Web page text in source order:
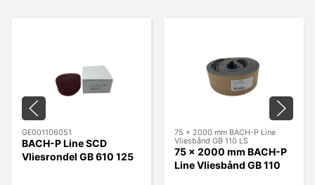
GE001106051
BACH-P Line SCD
Vliesrondel GB 610 125
75 x 2000 mm BACH-P Line
Vliesbånd GB 110 LS
75 x 2000 mm BACH-P
Line Vliesbånd GB 110